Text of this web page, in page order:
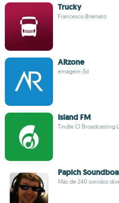
Trucky
Francesco Bramato
ARzone
emagein-3d
Island FM
Tindle CI Broadcasting
Papich
Más de 240 sonidos